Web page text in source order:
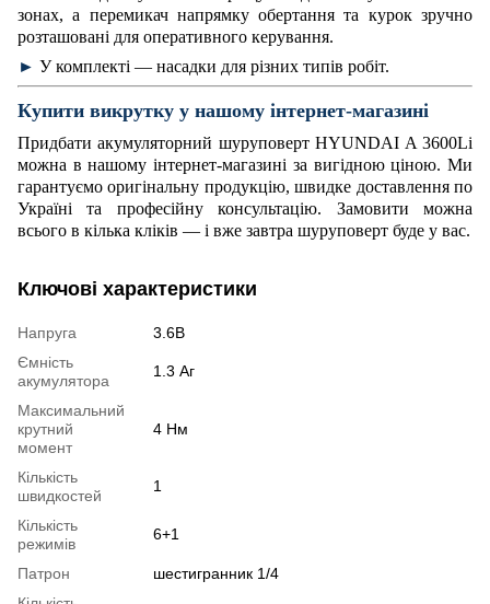
зонах, а перемикач напрямку обертання та курок зручно
розташовані для оперативного керування.
► У комплекті — насадки для різних типів робіт.
Купити викрутку у нашому інтернет-магазині
Придбати акумуляторний шуруповерт HYUNDAI A 3600Li
можна в нашому інтернет-магазині за вигідною ціною. Ми
гарантуємо оригінальну продукцію, швидке доставлення по
Україні та професійну консультацію. Замовити можна
всього в кілька кліків — і вже завтра шуруповерт буде у вас.
Ключові характеристики
Напруга
3.6В
Ємність
акумулятора
1.3 Аг
Максимальний
крутний
момент
4 Нм
Кількість
швидкостей
1
Кількість
режимів
6+1
Патрон
шестигранник 1/4